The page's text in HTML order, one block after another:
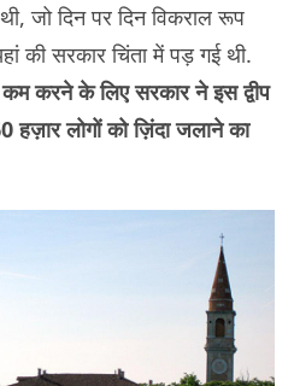
जो दिन पर दिन विकराल रूप
की सरकार चिंता में पड़ गई थी.
कम करने के लिए सरकार ने इस द्वीप
लोगों को ज़िंदा जलाने का